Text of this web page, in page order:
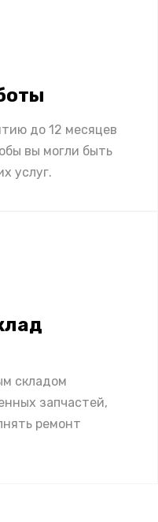
до 12 месяцев
вы могли быть
услуг.
складом
запчастей,
ремонт